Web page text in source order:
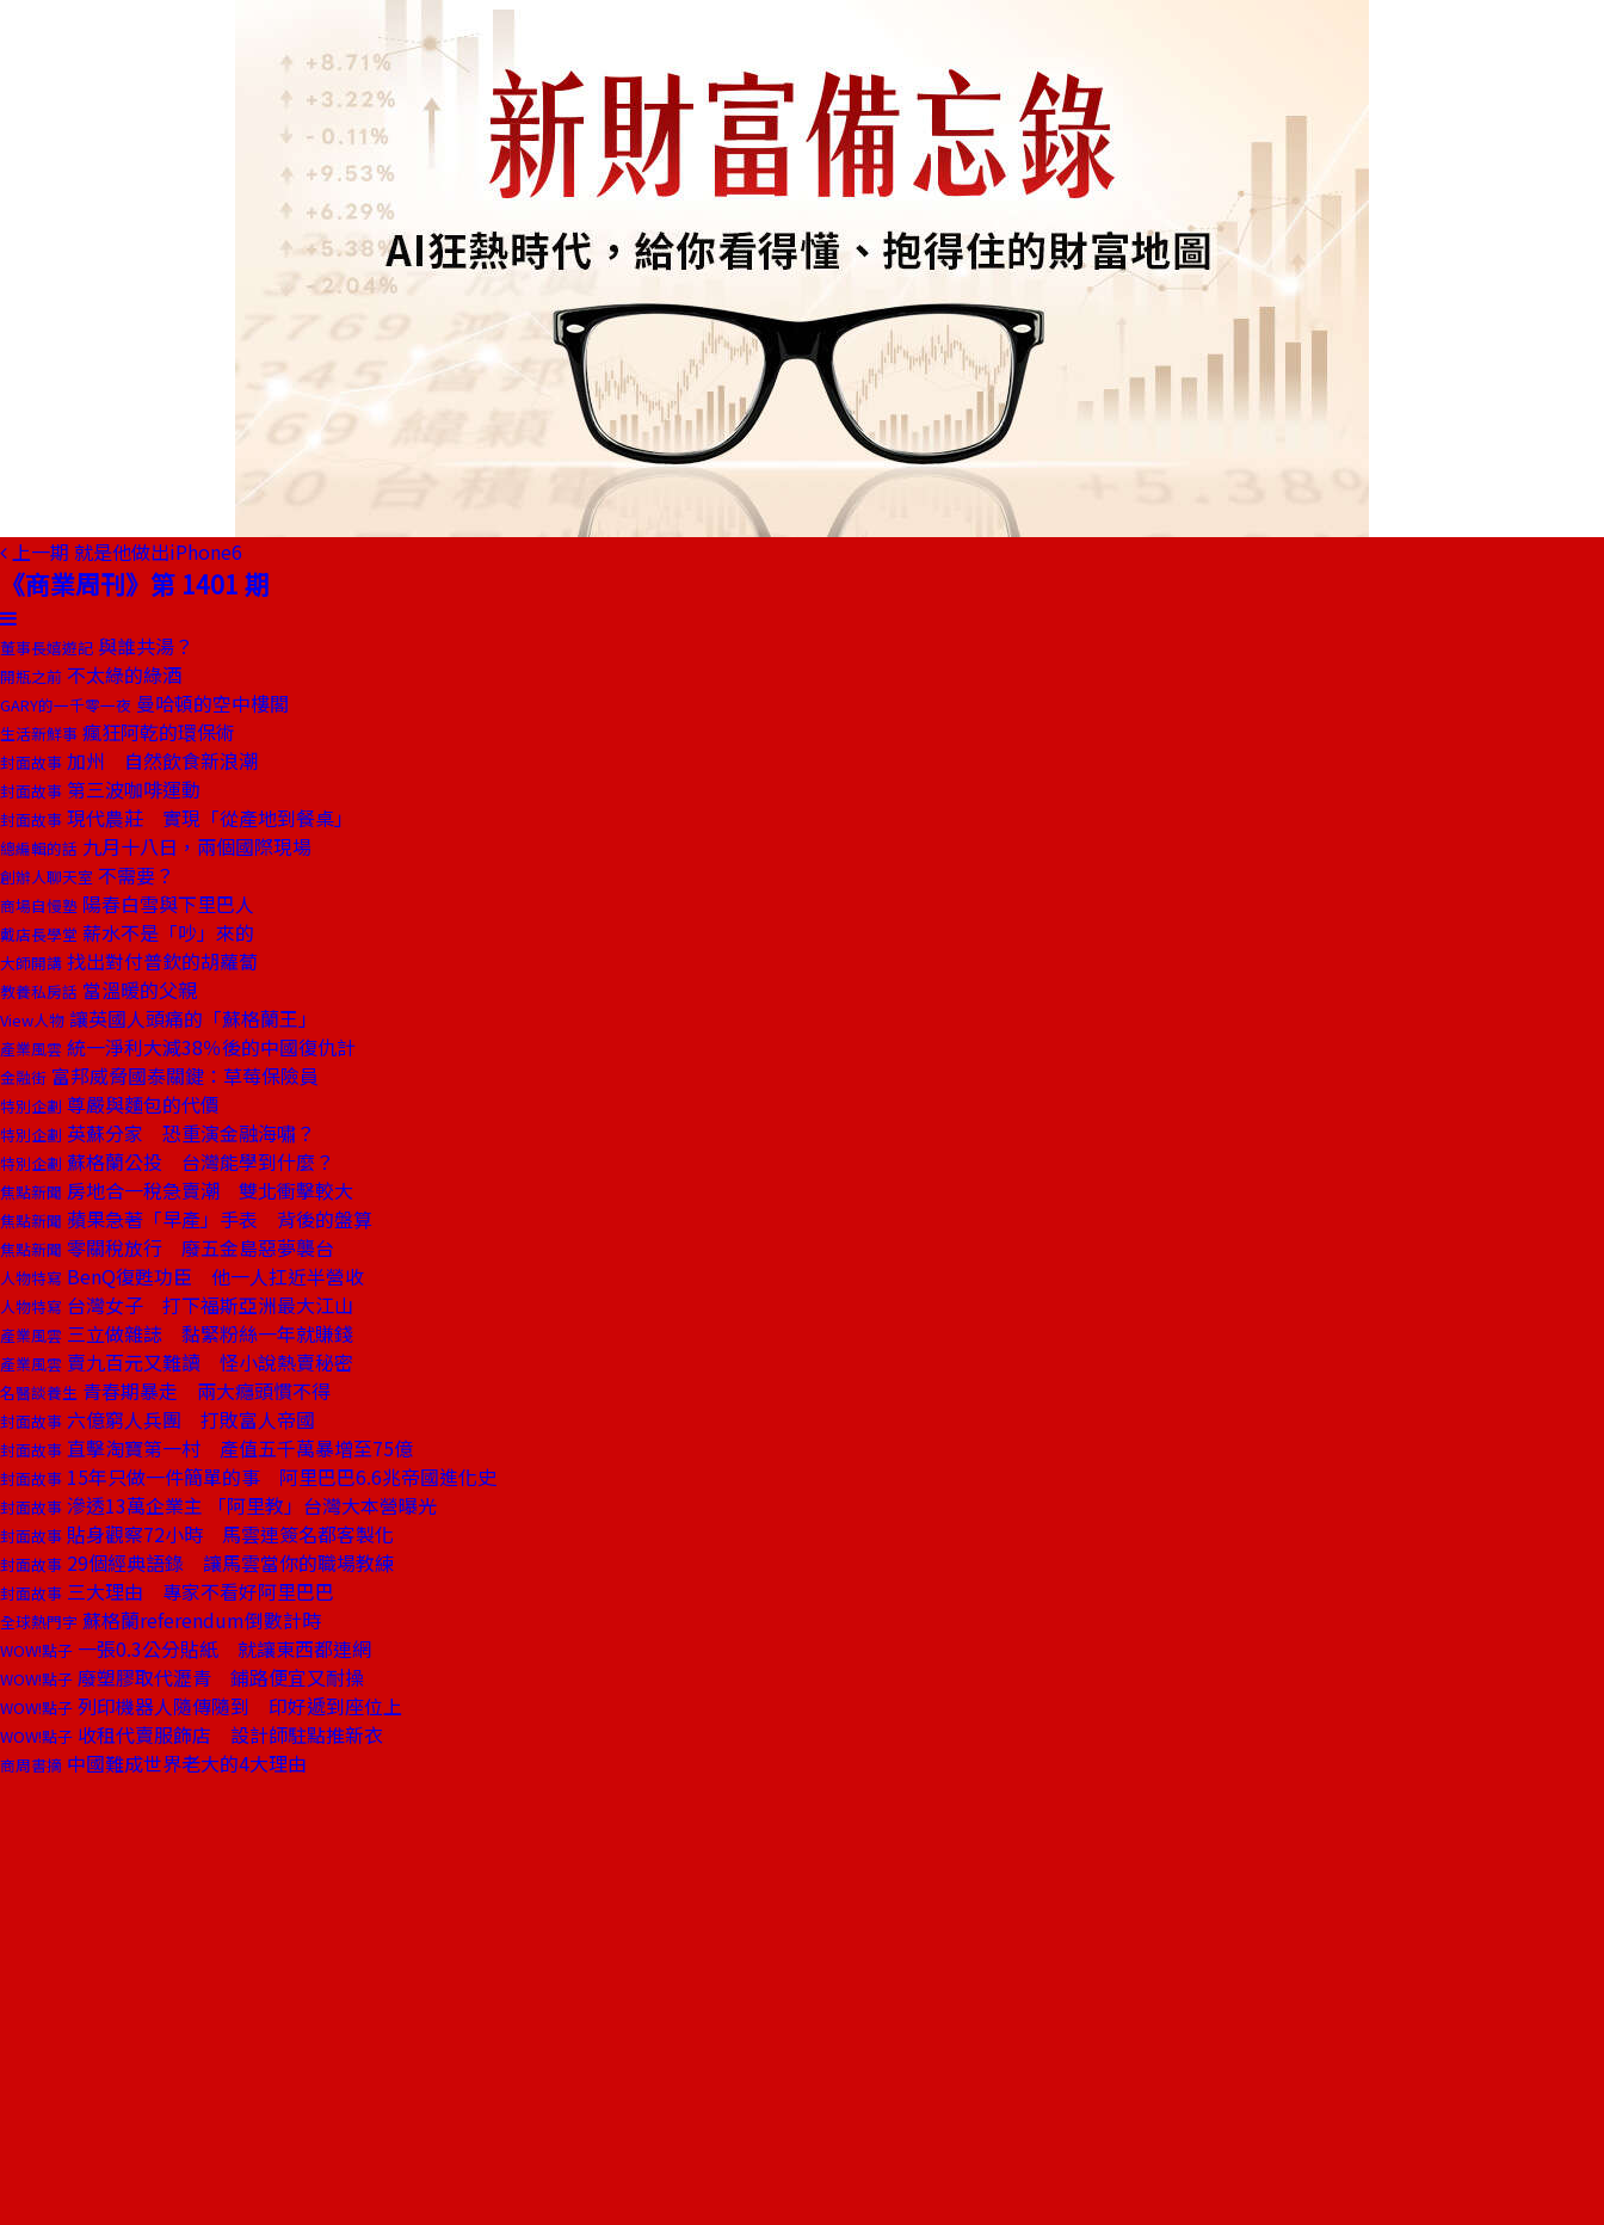
上一期 就是他做出iPhone6
《商業周刊》第 1401 期
董事長嬉遊記 與誰共湯？
開瓶之前 不太綠的綠酒
GARY的一千零一夜 曼哈頓的空中樓閣
生活新鮮事 瘋狂阿乾的環保術
封面故事 加州 自然飲食新浪潮
封面故事 第三波咖啡運動
封面故事 現代農莊 實現「從產地到餐桌」
總編輯的話 九月十八日，兩個國際現場
創辦人聊天室 不需要？
商場自慢塾 陽春白雪與下里巴人
戴店長學堂 薪水不是「吵」來的
大師開講 找出對付普欽的胡蘿蔔
教養私房話 當溫暖的父親
View人物 讓英國人頭痛的「蘇格蘭王」
產業風雲 統一淨利大減38％後的中國復仇計
金融街 富邦威脅國泰關鍵：草莓保險員
特別企劃 尊嚴與麵包的代價
特別企劃 英蘇分家 恐重演金融海嘯？
特別企劃 蘇格蘭公投 台灣能學到什麼？
焦點新聞 房地合一稅急賣潮 雙北衝擊較大
焦點新聞 蘋果急著「早產」手表 背後的盤算
焦點新聞 零關稅放行 廢五金島惡夢襲台
人物特寫 BenQ復甦功臣 他一人扛近半營收
人物特寫 台灣女子 打下福斯亞洲最大江山
產業風雲 三立做雜誌 黏緊粉絲一年就賺錢
產業風雲 賣九百元又難讀 怪小說熱賣秘密
名醫談養生 青春期暴走 兩大癮頭慣不得
封面故事 六億窮人兵團 打敗富人帝國
封面故事 直擊淘寶第一村 產值五千萬暴增至75億
封面故事 15年只做一件簡單的事 阿里巴巴6.6兆帝國進化史
封面故事 滲透13萬企業主 「阿里教」台灣大本營曝光
封面故事 貼身觀察72小時 馬雲連簽名都客製化
封面故事 29個經典語錄 讓馬雲當你的職場教練
封面故事 三大理由 專家不看好阿里巴巴
全球熱門字 蘇格蘭referendum倒數計時
WOW!點子 一張0.3公分貼紙 就讓東西都連網
WOW!點子 廢塑膠取代瀝青 鋪路便宜又耐操
WOW!點子 列印機器人隨傳隨到 印好遞到座位上
WOW!點子 收租代賣服飾店 設計師駐點推新衣
商周書摘 中國難成世界老大的4大理由